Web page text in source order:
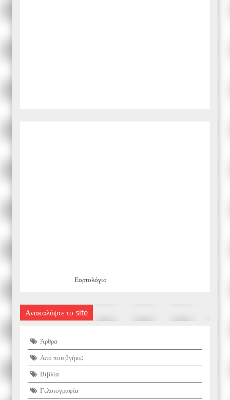
Εορτολόγιο
Ανακαλύψτε το site
Άρθρα
Από που βγήκε;
Βιβλία
Γελοιογραφία